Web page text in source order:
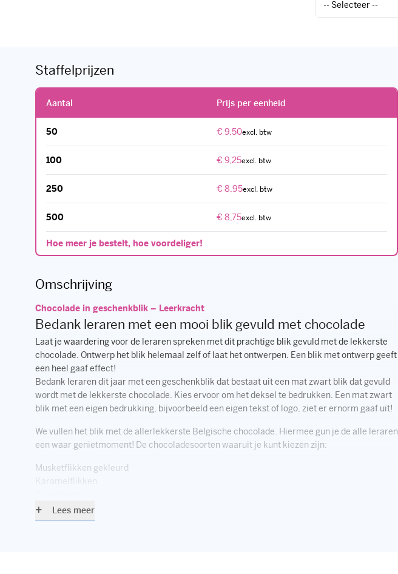
Staffelprijzen
Aantal Prijs per eenheid
50 € 9,50
100 € 9,25
250 € 8,95
500 € 8,75
Hoe meer je bestelt, hoe voordeliger!
Omschrijving
Chocolade in geschenkblik – Leerkracht
Bedank leraren met een mooi blik gevuld met chocolade
Laat je waardering voor de leraren spreken met dit prachtige blik gevuld met de lekkerste
chocolade. Ontwerp het blik helemaal zelf of laat het ontwerpen. Een blik met ontwerp geeft
een heel gaaf effect!
Bedank leraren dit jaar met een geschenkblik dat bestaat uit een mat zwart blik dat gevuld
wordt met de lekkerste chocolade. Kies ervoor om het deksel te bedrukken. Een mat zwart
blik met een eigen bedrukking, bijvoorbeeld een eigen tekst of logo, ziet er ernorm gaaf uit!
We vullen het blik met de allerlekkerste Belgische chocolade. Hiermee gun je de alle leraren
een waar genietmoment! De chocoladesoorten waaruit je kunt kiezen zijn:
Musketflikken gekleurd
Karamelflikken
Mat zwart blik met bedrukking
Het deksel van het blik kunnen wij voorzien van een geheel eigen bedrukking. Het blik is van
Lees meer